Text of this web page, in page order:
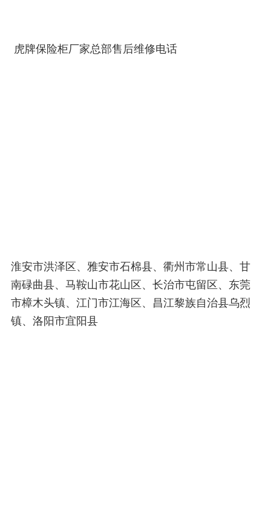
虎牌保险柜厂家总部售后维修电话
淮安市洪泽区、雅安市石棉县、衢州市常山县、甘
南碌曲县、马鞍山市花山区、长治市屯留区、东莞
市樟木头镇、江门市江海区、昌江黎族自治县乌烈
镇、洛阳市宜阳县